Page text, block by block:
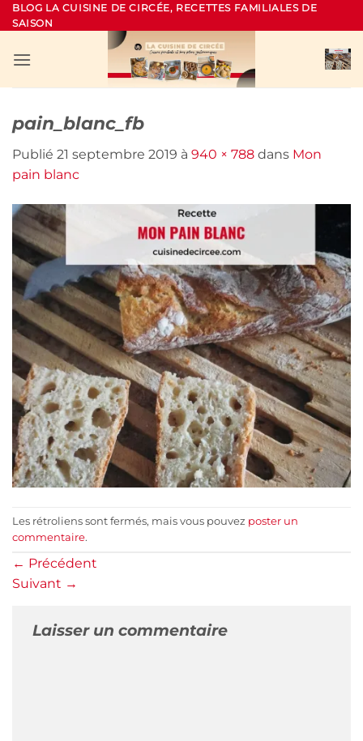
Passer
au
BLOG LA CUISINE DE CIRCÉE, RECETTES FAMILIALES DE
SAISON
pain_blanc_fb
Publié 21 septembre 2019 à 940 × 788 dans Mon
pain blanc
Les rétroliens sont fermés, mais vous pouvez poster un
commentaire.
← Précédent
Suivant →
Laisser un commentaire